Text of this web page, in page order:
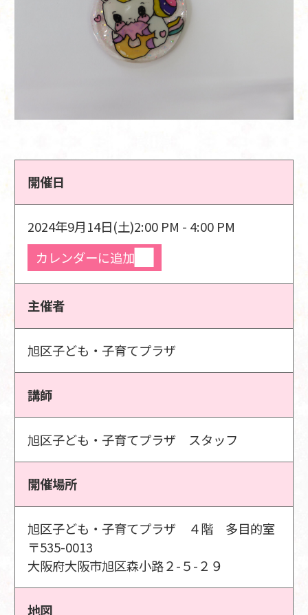
開催日
2024年9月14日(土)2:00 PM - 4:00 PM
カレンダーに追加
主催者
旭区子ども・子育てプラザ
講師
旭区子ども・子育てプラザ スタッフ
開催場所
旭区子ども・子育てプラザ ４階 多目的室
〒535-0013
大阪府大阪市旭区森小路２-５-２９
地図